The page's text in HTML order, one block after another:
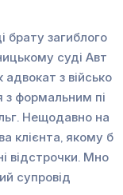
брату загиблого
суді Авт
з військо
з формальним пі
Нещодавно на
клієнта, якому б
відстрочки. Мно
супровід